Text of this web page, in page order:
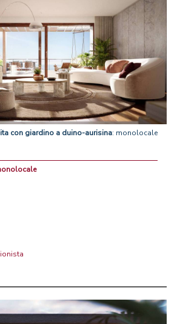
con giardino a duino-aurisina: monolocale